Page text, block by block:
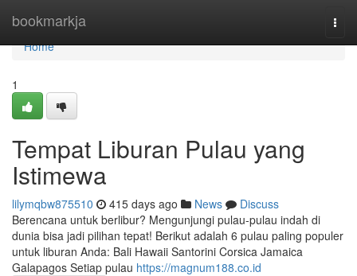
bookmarkja
Home
Home
1
Tempat Liburan Pulau yang
Istimewa
lilymqbw875510 415 days ago News
Discuss
Berencana untuk berlibur? Mengunjungi pulau-pulau indah di
dunia bisa jadi pilihan tepat! Berikut adalah 6 pulau paling populer
untuk liburan Anda: Bali Hawaii Santorini Corsica Jamaica
Galapagos Setiap pulau https://magnum188.co.id